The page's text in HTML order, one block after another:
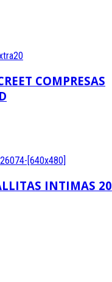
COMPRESAS
INTIMAS 20